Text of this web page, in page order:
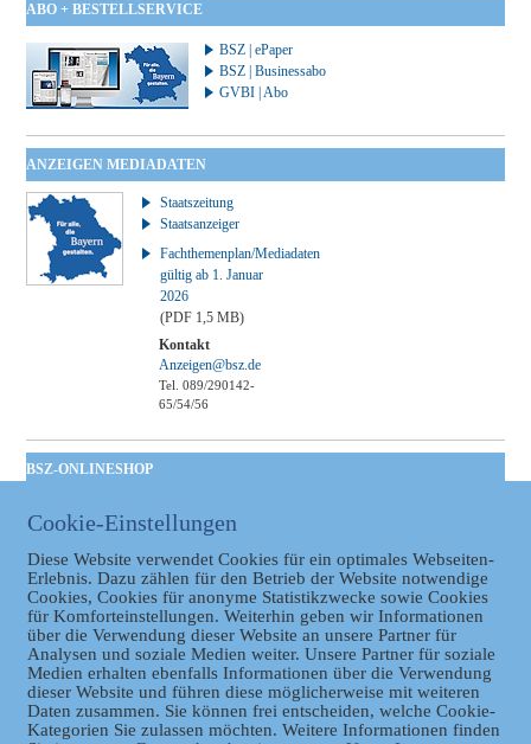
ABO + BESTELLSERVICE
BSZ | ePaper
BSZ | Businessabo
GVBI | Abo
ANZEIGEN MEDIADATEN
Staatszeitung
Staatsanzeiger
Fachthemenplan/Mediadaten
gültig ab 1. Januar
2026
(PDF 1,5 MB)
Kontakt
Anzeigen@bsz.de
Tel. 089/290142-
65/54/56
BSZ-ONLINESHOP
Taschenbuch
GVBl | Einbanddecke
Datenschutz
Cookie-Einstellungen
Diese Website verwendet Cookies für ein optimales Webseiten-
Erlebnis. Dazu zählen für den Betrieb der Website notwendige
Cookies, Cookies für anonyme Statistikzwecke sowie Cookies
für Komforteinstellungen. Weiterhin geben wir Informationen
über die Verwendung dieser Website an unsere Partner für
Analysen und soziale Medien weiter. Unsere Partner für soziale
Medien erhalten ebenfalls Informationen über die Verwendung
dieser Website und führen diese möglicherweise mit weiteren
Daten zusammen. Sie können frei entscheiden, welche Cookie-
Kategorien Sie zulassen möchten. Weitere Informationen finden